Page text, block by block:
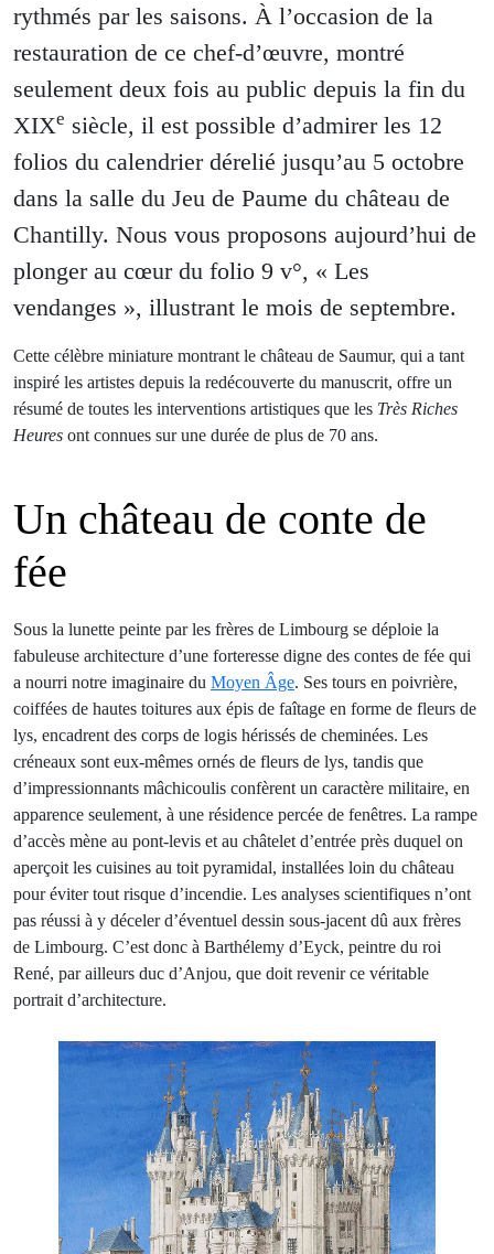
rythmés par les saisons. À l’occasion de la
restauration de ce chef-d’œuvre, montré
seulement deux fois au public depuis la fin du
XIXe siècle, il est possible d’admirer les 12
folios du calendrier dérelié jusqu’au 5 octobre
dans la salle du Jeu de Paume du château de
Chantilly. Nous vous proposons aujourd’hui de
plonger au cœur du folio 9 v°, « Les
vendanges », illustrant le mois de septembre.
Cette célèbre miniature montrant le château de Saumur, qui a tant
inspiré les artistes depuis la redécouverte du manuscrit, offre un
résumé de toutes les interventions artistiques que les Très Riches
Heures ont connues sur une durée de plus de 70 ans.
Un château de conte de
fée
Sous la lunette peinte par les frères de Limbourg se déploie la
fabuleuse architecture d’une forteresse digne des contes de fée qui
a nourri notre imaginaire du Moyen Âge. Ses tours en poivrière,
coiffées de hautes toitures aux épis de faîtage en forme de fleurs de
lys, encadrent des corps de logis hérissés de cheminées. Les
créneaux sont eux-mêmes ornés de fleurs de lys, tandis que
d’impressionnants mâchicoulis confèrent un caractère militaire, en
apparence seulement, à une résidence percée de fenêtres. La rampe
d’accès mène au pont-levis et au châtelet d’entrée près duquel on
aperçoit les cuisines au toit pyramidal, installées loin du château
pour éviter tout risque d’incendie. Les analyses scientifiques n’ont
pas réussi à y déceler d’éventuel dessin sous-jacent dû aux frères
de Limbourg. C’est donc à Barthélemy d’Eyck, peintre du roi
René, par ailleurs duc d’Anjou, que doit revenir ce véritable
portrait d’architecture.